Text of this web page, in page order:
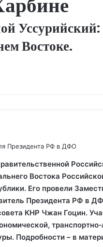
Востоке.
Президента РФ в ДФО
Востока
Его провели
Президента РФ в
КНР Чжан Гоцин.
Подробности – в